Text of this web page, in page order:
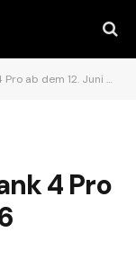
12. Juni 2026 vorbestellbar
4 Pro